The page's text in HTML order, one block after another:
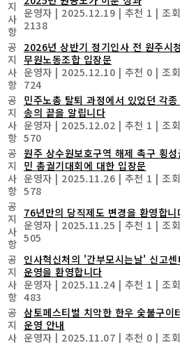
지
사
항
운영자 | 2025.12.19 | 추천 1 | 조회
2138
공
지
사
항
2026년 상반기 정기인사 전 원주시
무원노동조합 입장문
운영자 | 2025.12.10 | 추천 0 | 조회
724
공
지
사
항
민주노총 탈퇴 과정에서 있었던 각
송의 끝을 알립니다
운영자 | 2025.12.02 | 추천 1 | 조회
570
공
지
사
항
원주 상수원보호구역 해제 촉구 횡성
민 총궐기대회에 대한 입장문
운영자 | 2025.11.26 | 추천 1 | 조회
578
공
지
사
항
76년만의 당직제도 변경을 환영합니
운영자 | 2025.11.25 | 추천 1 | 조회
505
공
지
사
항
인사혁신처의 '간부모시는날' 신고센
운영을 환영합니다
운영자 | 2025.11.24 | 추천 1 | 조회
483
공
지
사
삼토페스티벌 치악한 한우 숯불구이
운영 안내
운영자 | 2025.11.07 | 추천 0 | 조회